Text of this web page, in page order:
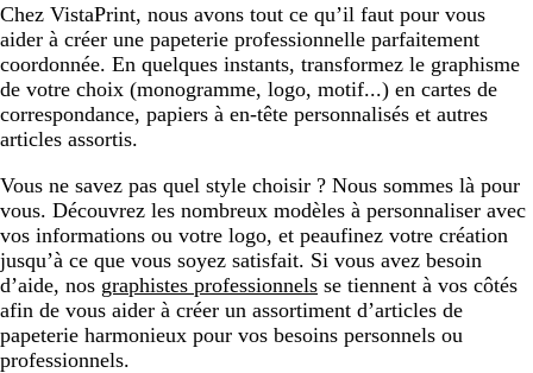
Chez VistaPrint, nous avons tout ce qu’il faut pour vous
aider à créer une papeterie professionnelle parfaitement
coordonnée. En quelques instants, transformez le graphisme
de votre choix (monogramme, logo, motif...) en cartes de
correspondance, papiers à en-tête personnalisés et autres
articles assortis.
Vous ne savez pas quel style choisir ? Nous sommes là pour
vous. Découvrez les nombreux modèles à personnaliser avec
vos informations ou votre logo, et peaufinez votre création
jusqu’à ce que vous soyez satisfait. Si vous avez besoin
d’aide, nos graphistes professionnels se tiennent à vos côtés
afin de vous aider à créer un assortiment d’articles de
papeterie harmonieux pour vos besoins personnels ou
professionnels.